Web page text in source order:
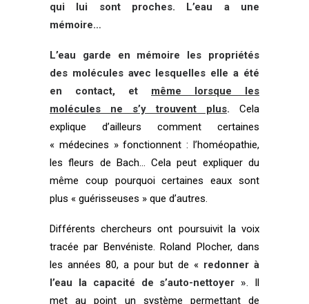
qui lui sont proches. L’eau a une
mémoire…
L’eau garde en mémoire les propriétés
des molécules avec lesquelles elle a été
en contact, et même lorsque les
molécules ne s’y trouvent plus. Cela
explique d’ailleurs comment certaines
« médecines » fonctionnent : l’homéopathie,
les fleurs de Bach… Cela peut expliquer du
même coup pourquoi certaines eaux sont
plus « guérisseuses » que d’autres.
Différents chercheurs ont poursuivit la voix
tracée par Benvéniste.Roland Plocher, dans
les années 80, a pour but de « redonner à
l’eau la capacité de s’auto-nettoyer ». Il
met au point un système permettant de